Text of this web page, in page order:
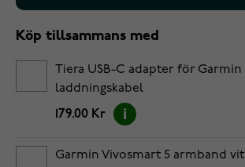
Köp tillsammans med
Tiera USB-C adapter för Garmin
laddningskabel
179.00 Kr
Garmin Vivosmart 5 armband vit